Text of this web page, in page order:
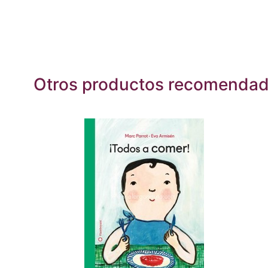
Otros productos